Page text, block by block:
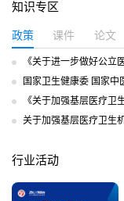
知识专区
政策 课件 论文
《关于进一步做好公立医
国家卫生健康委 国家中医药管理局
《关于加强基层医疗卫
关于加强基层医疗卫生
行业活动